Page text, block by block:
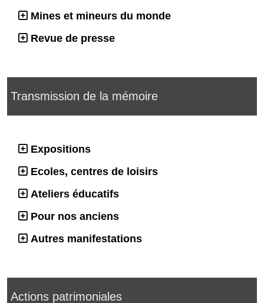
Mines et mineurs du monde
Revue de presse
Transmission de la mémoire
Expositions
Ecoles, centres de loisirs
Ateliers éducatifs
Pour nos anciens
Autres manifestations
Actions patrimoniales